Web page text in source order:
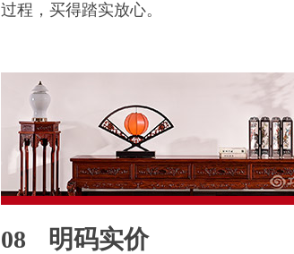
过程，买得踏实放心。
08 明码实价